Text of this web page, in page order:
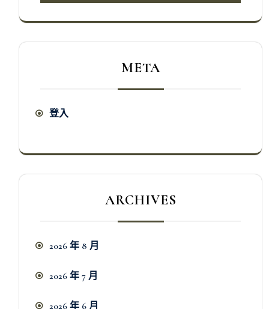
META
登入
ARCHIVES
2026 年 8 月
2026 年 7 月
2026 年 6 月